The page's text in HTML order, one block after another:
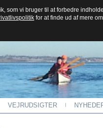
VEJRUDSIGTER
som vi bruger til at forbedre
for at finde ud af mere